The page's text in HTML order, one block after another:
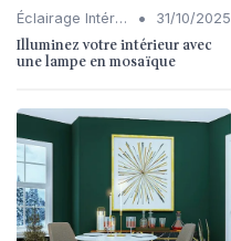
Éclairage Intérieur • 31/10/2025
Illuminez votre intérieur avec
une lampe en mosaïque